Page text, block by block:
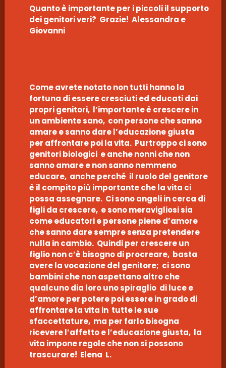
Quanto è importante per i piccoli il supporto
dei genitori veri? Grazie! Alessandra e
Giovanni
Come avrete notato non tutti hanno la
fortuna di essere cresciuti ed educati dai
propri genitori, l’importante è crescere in
un ambiente sano, con persone che sanno
amare e sanno dare l’educazione giusta
per affrontare poi la vita. Purtroppo ci sono
genitori biologici e anche nonni che non
sanno amare e non sanno nemmeno
educare, anche perché il ruolo del genitore
è il compito più importante che la vita ci
possa assegnare. Ci sono angeli in cerca di
figli da crescere, e sono meravigliosi sia
come educatori e persone piene d’amore
che sanno dare sempre senza pretendere
nulla in cambio. Quindi per crescere un
figlio non c’è bisogno di procreare, basta
avere la vocazione del genitore; ci sono
bambini che non aspettano altro che
qualcuno dia loro uno spiraglio di luce e
d’amore per potere poi essere in grado di
affrontare la vita in tutte le sue
sfaccettature, ma per farlo bisogna
ricevere l’affetto e l’educazione giusta, la
vita impone regole che non si possono
trascurare! Elena L.